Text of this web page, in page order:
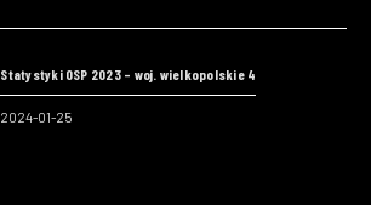
Statystyki OSP 2023 – woj. wielkopolskie 4
2024-01-25